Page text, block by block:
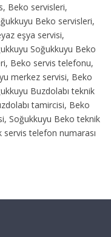
Beko servisleri,
Beko servisleri,
eşya servisi,
Soğukkuyu Beko
Beko servis telefonu,
merkez servisi, Beko
Buzdolabı teknik
tamircisi, Beko
Soğukkuyu Beko teknik
telefon numarası